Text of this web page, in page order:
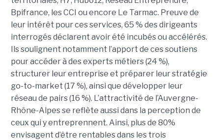
Bpifrance, les CCI ou encore Le Tarmac. Preuve de
leur intérêt pour ces services, 65 % des dirigeants
interrogés déclarent avoir été incubés ou accélérés.
Ils soulignent notamment l’apport de ces soutiens
pour accéder à des experts métiers (24 %),
structurer leur entreprise et préparer leur stratégie
go-to-market (17 %), ainsi que développer leur
réseau de pairs (16 %). L’attractivité de l’Auvergne-
Rhône-Alpes se reflète aussi dans la perception de
ceux qui y entreprennent. Ainsi, plus de 80%
envisagent d’être rentables dans les trois